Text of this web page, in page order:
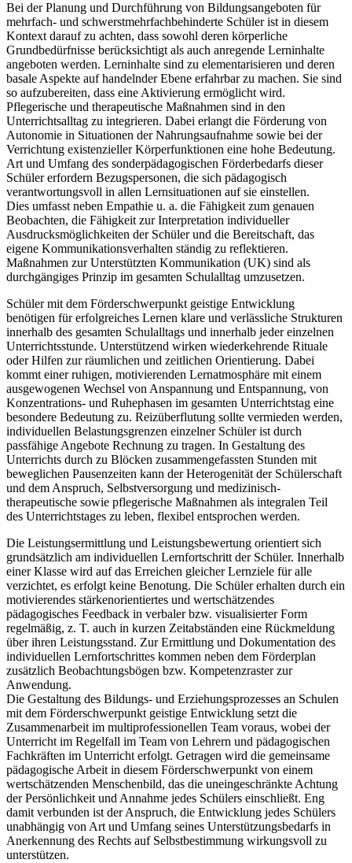
Bei der Planung und Durchführung von Bildungsangeboten für
mehrfach- und schwerstmehrfachbehinderte Schüler ist in diesem
Kontext darauf zu achten, dass sowohl deren körperliche
Grundbedürfnisse berücksichtigt als auch anregende Lerninhalte
angeboten werden. Lerninhalte sind zu elementarisieren und deren
basale Aspekte auf handelnder Ebene erfahrbar zu machen. Sie sind
so aufzubereiten, dass eine Aktivierung ermöglicht wird.
Pflegerische und therapeutische Maßnahmen sind in den
Unterrichtsalltag zu integrieren. Dabei erlangt die Förderung von
Autonomie in Situationen der Nahrungsaufnahme sowie bei der
Verrichtung existenzieller Körperfunktionen eine hohe Bedeutung.
Art und Umfang des sonderpädagogischen Förderbedarfs dieser
Schüler erfordern Bezugspersonen, die sich pädagogisch
verantwortungsvoll in allen Lernsituationen auf sie einstellen.
Dies umfasst neben Empathie u. a. die Fähigkeit zum genauen
Beobachten, die Fähigkeit zur Interpretation individueller
Ausdrucksmöglichkeiten der Schüler und die Bereitschaft, das
eigene Kommunikationsverhalten ständig zu reflektieren.
Maßnahmen zur Unterstützten Kommunikation (UK) sind als
durchgängiges Prinzip im gesamten Schulalltag umzusetzen.
Schüler mit dem Förderschwerpunkt geistige Entwicklung
benötigen für erfolgreiches Lernen klare und verlässliche Strukturen
innerhalb des gesamten Schulalltags und innerhalb jeder einzelnen
Unterrichtsstunde. Unterstützend wirken wiederkehrende Rituale
oder Hilfen zur räumlichen und zeitlichen Orientierung. Dabei
kommt einer ruhigen, motivierenden Lernatmosphäre mit einem
ausgewogenen Wechsel von Anspannung und Entspannung, von
Konzentrations- und Ruhephasen im gesamten Unterrichtstag eine
besondere Bedeutung zu. Reizüberflutung sollte vermieden werden,
individuellen Belastungsgrenzen einzelner Schüler ist durch
passfähige Angebote Rechnung zu tragen. In Gestaltung des
Unterrichts durch zu Blöcken zusammengefassten Stunden mit
beweglichen Pausenzeiten kann der Heterogenität der Schülerschaft
und dem Anspruch, Selbstversorgung und medizinisch-
therapeutische sowie pflegerische Maßnahmen als integralen Teil
des Unterrichtstages zu leben, flexibel entsprochen werden.
Die Leistungsermittlung und Leistungsbewertung orientiert sich
grundsätzlich am individuellen Lernfortschritt der Schüler. Innerhalb
einer Klasse wird auf das Erreichen gleicher Lernziele für alle
verzichtet, es erfolgt keine Benotung. Die Schüler erhalten durch ein
motivierendes stärkenorientiertes und wertschätzendes
pädagogisches Feedback in verbaler bzw. visualisierter Form
regelmäßig, z. T. auch in kurzen Zeitabständen eine Rückmeldung
über ihren Leistungsstand. Zur Ermittlung und Dokumentation des
individuellen Lernfortschrittes kommen neben dem Förderplan
zusätzlich Beobachtungsbögen bzw. Kompetenzraster zur
Anwendung.
Die Gestaltung des Bildungs- und Erziehungsprozesses an Schulen
mit dem Förderschwerpunkt geistige Entwicklung setzt die
Zusammenarbeit im multiprofessionellen Team voraus, wobei der
Unterricht im Regelfall im Team von Lehrern und pädagogischen
Fachkräften im Unterricht erfolgt. Getragen wird die gemeinsame
pädagogische Arbeit in diesem Förderschwerpunkt von einem
wertschätzenden Menschenbild, das die uneingeschränkte Achtung
der Persönlichkeit und Annahme jedes Schülers einschließt. Eng
damit verbunden ist der Anspruch, die Entwicklung jedes Schülers
unabhängig von Art und Umfang seines Unterstützungsbedarfs in
Anerkennung des Rechts auf Selbstbestimmung wirkungsvoll zu
unterstützen.